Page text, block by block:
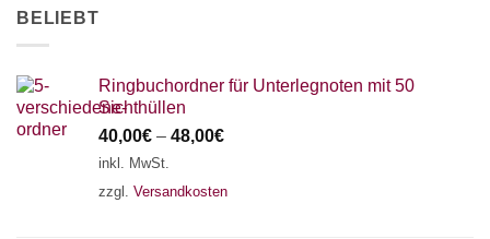
BELIEBT
Ringbuchordner für Unterlegnoten mit 50
Sichthüllen
40,00€ – 48,00€
inkl. MwSt.
zzgl. Versandkosten